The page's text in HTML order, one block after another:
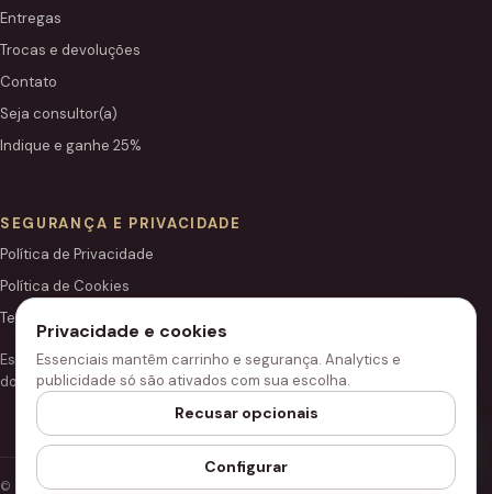
Entregas
Trocas e devoluções
Contato
Seja consultor(a)
Indique e ganhe 25%
SEGURANÇA E PRIVACIDADE
Política de Privacidade
Política de Cookies
Termos de Uso
Este site é independente e não é o portal institucional oficial
do Grupo Hinode.
© 2026 Loja Hinode.
Privacidade e cookies
Essenciais mantêm carrinho e segurança. Analytics e
publicidade só são ativados com sua escolha.
Recusar opcionais
Configurar